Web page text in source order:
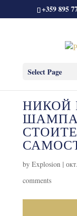
+359 895
Select Page
НИКОЙ
by Explosion|
comments